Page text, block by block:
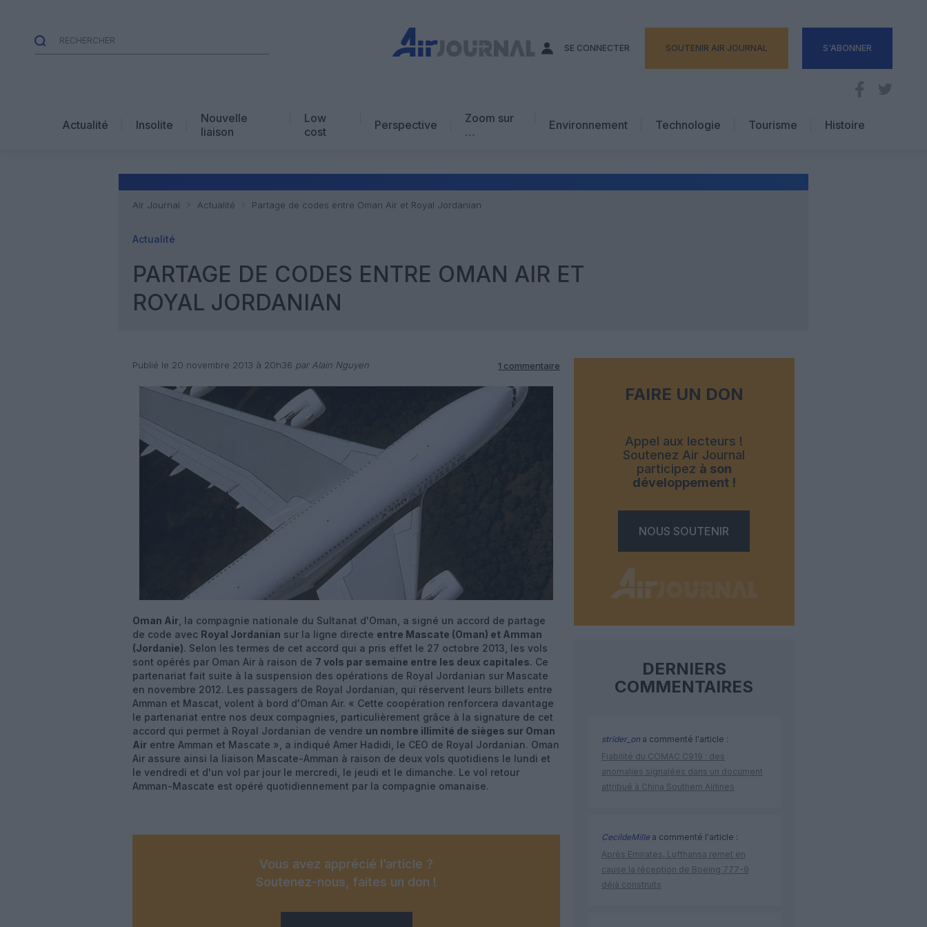
SE CONNECTER SOUTENIR AIR JOURNAL S'ABONNER
Actualité Insolite
Nouvelle
liaison
Low
cost
Perspective
Zoom sur
…
Avis d’expert
Environnement Technologie
Tourisme
Hôtellerie
Histoire
Air Journal Actualité Partage de codes entre Oman Air et Royal Jordanian
Actualité
PARTAGE DE CODES ENTRE OMAN AIR ET
ROYAL JORDANIAN
Publié le 20 novembre 2013 à 20h36 par Alain Nguyen 1 commentaire
Oman Air , la compagnie nationale du Sultanat d'Oman, a signé un accord de partage
de code avec Royal Jordanian sur la ligne directe entre Mascate (Oman) et Amman
(Jordanie). Selon les termes de cet accord qui a pris effet le 27 octobre 2013, les vols
sont opérés par Oman Air à raison de 7 vols par semaine entre les deux capitales. Ce
partenariat fait suite à la suspension des opérations de Royal Jordanian sur Mascate
en novembre 2012. Les passagers de Royal Jordanian, qui réservent leurs billets entre
Amman et Mascat, volent à bord d'Oman Air. « Cette coopération renforcera davantage
le partenariat entre nos deux compagnies, particulièrement grâce à la signature de cet
accord qui permet à Royal Jordanian de vendre un nombre illimité de sièges sur Oman
Air entre Amman et Mascate », a indiqué Amer Hadidi, le CEO de Royal Jordanian. Oman
Air assure ainsi la liaison Mascate-Amman à raison de deux vols quotidiens le lundi et
le vendredi et d'un vol par jour le mercredi, le jeudi et le dimanche. Le vol retour
Amman-Mascate est opéré quotidiennement par la compagnie omanaise.
Vous avez apprécié l’article ?
Soutenez-nous, faites un don !
FAIRE UN DON
Appel aux lecteurs !
Soutenez Air Journal
participez à son
développement !
NOUS SOUTENIR
DERNIERS
COMMENTAIRES
strider_on a commenté l'article :
Fiabilité du COMAC C919 : des
anomalies signalées dans un document
attribué à China Southern Airlines
CecildeMillea commenté l'article :
Après Emirates, Lufthansa remet en
cause la réception de Boeing 777-9
déjà construits